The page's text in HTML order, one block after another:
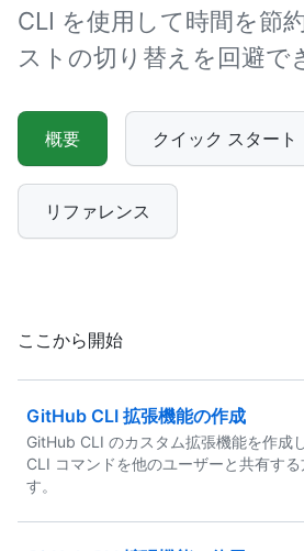
CLI を使用して時間を節
ストの切り替えを回避で
概要 クイック スタート
リファレンス
ここから開始
GitHub CLI 拡張機能の作成
GitHub CLI のカスタム拡張機能を作成
CLI コマンドを他のユーザーと共有す
す。